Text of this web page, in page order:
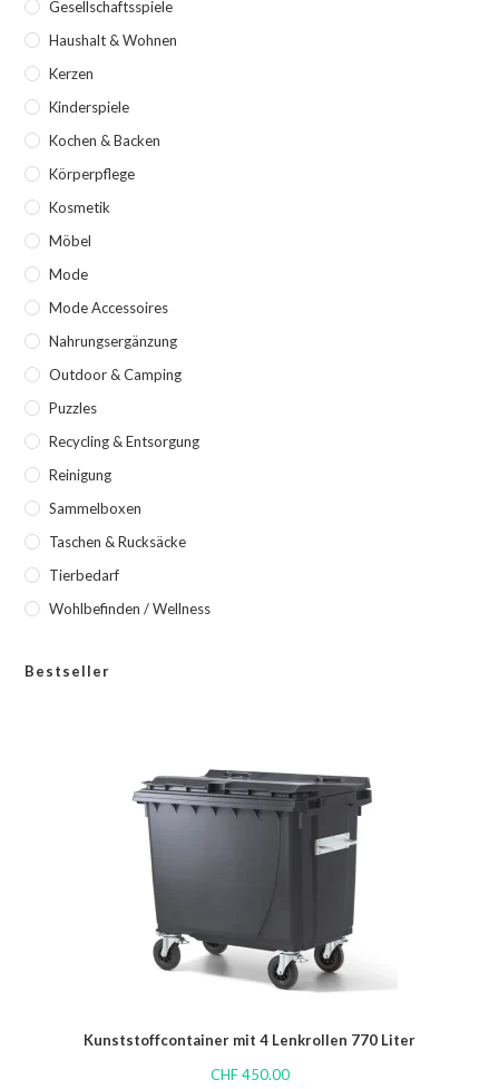
Gesellschaftsspiele
Haushalt & Wohnen
Kerzen
Kinderspiele
Kochen & Backen
Körperpflege
Kosmetik
Möbel
Mode
Mode Accessoires
Nahrungsergänzung
Outdoor & Camping
Puzzles
Recycling & Entsorgung
Reinigung
Sammelboxen
Taschen & Rucksäcke
Tierbedarf
Wohlbefinden / Wellness
Bestseller
Kunststoffcontainer mit 4 Lenkrollen 770 Liter
CHF450.00